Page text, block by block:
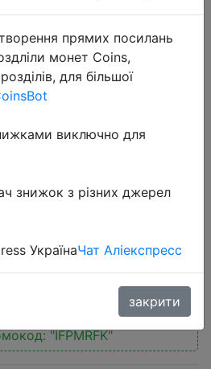
GTS 3 GPS Sport
Calling 2.01"
SpO2 Stress
Watch for Men Lady
"IFPMRFK"
прямих посилань
монет Coins,
для більшої
виключно для
знижок з різних джерел
УкраїнаЧат Аліекспресс
закрити